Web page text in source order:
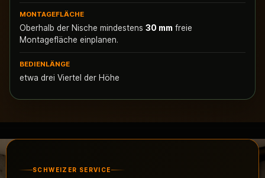
MONTAGEFLÄCHE
Oberhalb der Nische mindestens 30 mm freie
Montagefläche einplanen.
BEDIENLÄNGE
etwa drei Viertel der Höhe
SCHWEIZER SERVICE